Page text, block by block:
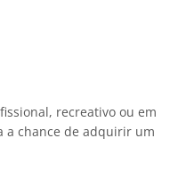
recreativo ou em
a chance de adquirir um